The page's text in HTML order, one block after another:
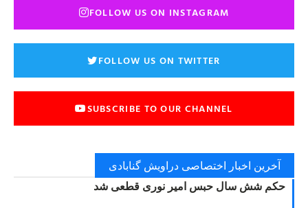
FOLLOW US ON INSTAGRAM
FOLLOW US ON TWITTER
SUBSCRIBE TO OUR CHANNEL
آخرین اخبار اختصاصی دراویش گنابادی
حکم شش سال حبس امیر نوری قطعی شد